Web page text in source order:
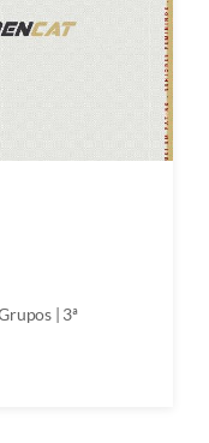
| 3ª